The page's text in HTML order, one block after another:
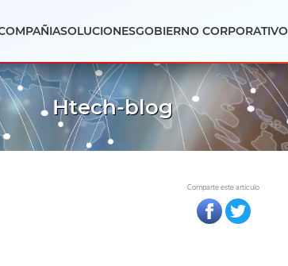
SOLUCIONESGOBIERNO CORPORATIVO
Htech-blog
Comparte este artículo